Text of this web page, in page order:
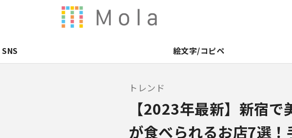
SNS 絵文字/コピペ
トレンド
【2023年最新】新宿
が食べられるお店7選！